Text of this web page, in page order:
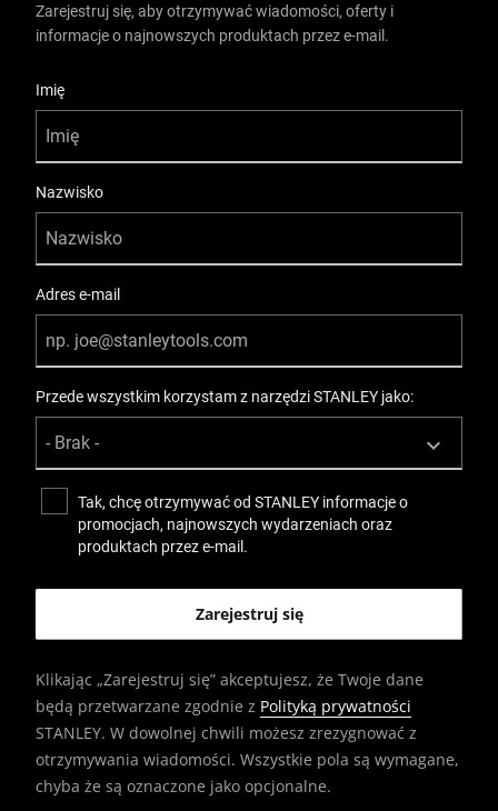
Zarejestruj się, aby otrzymywać wiadomości, oferty i
informacje o najnowszych produktach przez e-mail.
Imię
Nazwisko
Adres e-mail
Przede wszystkim korzystam z narzędzi STANLEY jako:
Tak, chcę otrzymywać od STANLEY informacje o
promocjach, najnowszych wydarzeniach oraz
produktach przez e-mail.
Klikając „Zarejestruj się” akceptujesz, że Twoje dane
będą przetwarzane zgodnie z Polityką prywatności
STANLEY. W dowolnej chwili możesz zrezygnować z
otrzymywania wiadomości. Wszystkie pola są wymagane,
chyba że są oznaczone jako opcjonalne.